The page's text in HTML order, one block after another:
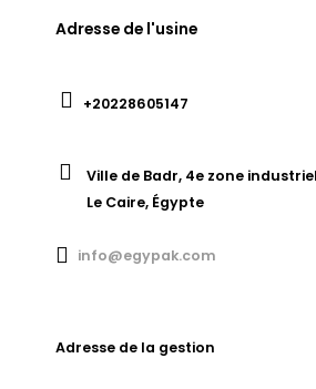
Adresse de l'usine
+20228605147
Ville de Badr, 4e zone
Le Caire, Égypte
info@egypak.com
Adresse de la gestion